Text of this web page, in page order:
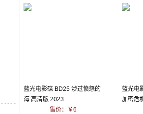
蓝光电影碟 BD25 涉过愤怒的
海 高清版 2023
售价：￥6
蓝光电
加密危